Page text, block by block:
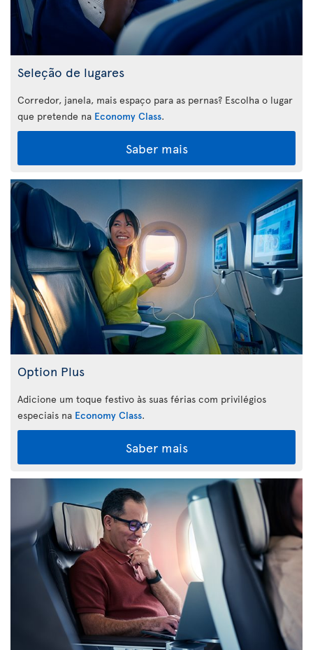
Seleção de lugares
Corredor, janela, mais espaço para as pernas? Escolha o lugar
que pretende na Economy Class.
Saber mais
Option Plus
Adicione um toque festivo às suas férias com privilégios
especiais na Economy Class.
Saber mais